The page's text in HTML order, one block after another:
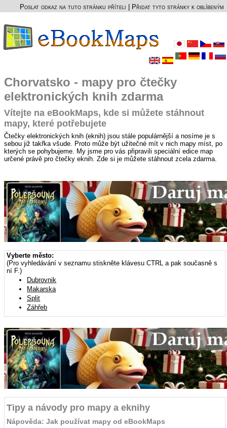
Poslat odkaz na tuto stránku příteli Přidat tyto stránky k oblíbeným
Chorvatsko - mapy pro čtečky
elektronických knih zdarma
Vítejte na eBookMaps, kde si můžete stáhnout
mapy, které potřebujete
Čtečky elektronických knih (eknih) jsou stále populárnější a nosíme je s
sebou již takřka všude. Proto může být užitečné mít v nich mapy míst, po
kterých se pohybujeme. My jsme pro vás připravili speciální edice map
určené právě pro čtečky eknih. Zde si je můžete stáhnout zcela zdarma.
Vyberte město:
(Pro vyhledávání v seznamu stiskněte klávesu CTRL a pak současně s
ní F.)
Dubrovnik
Makarska
Split
Záhřeb
Tipy a návody pro mapy a eknihy
Nápověda: Jak používat mapy od eBookMaps